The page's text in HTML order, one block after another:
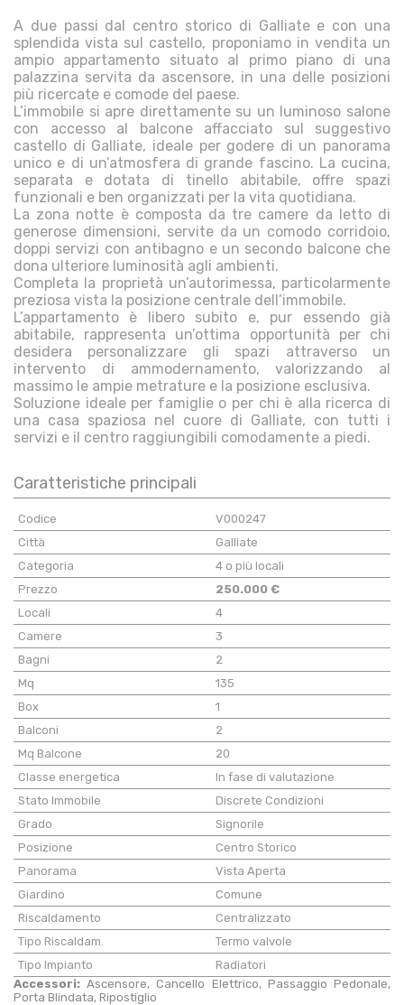
A due passi dal centro storico di Galliate e con una
splendida vista sul castello, proponiamo in vendita un
ampio appartamento situato al primo piano di una
palazzina servita da ascensore, in una delle posizioni
più ricercate e comode del paese.
L’immobile si apre direttamente su un luminoso salone
con accesso al balcone affacciato sul suggestivo
castello di Galliate, ideale per godere di un panorama
unico e di un’atmosfera di grande fascino. La cucina,
separata e dotata di tinello abitabile, offre spazi
funzionali e ben organizzati per la vita quotidiana.
La zona notte è composta da tre camere da letto di
generose dimensioni, servite da un comodo corridoio,
doppi servizi con antibagno e un secondo balcone che
dona ulteriore luminosità agli ambienti.
Completa la proprietà un’autorimessa, particolarmente
preziosa vista la posizione centrale dell’immobile.
L’appartamento è libero subito e, pur essendo già
abitabile, rappresenta un’ottima opportunità per chi
desidera personalizzare gli spazi attraverso un
intervento di ammodernamento, valorizzando al
massimo le ampie metrature e la posizione esclusiva.
Soluzione ideale per famiglie o per chi è alla ricerca di
una casa spaziosa nel cuore di Galliate, con tutti i
servizi e il centro raggiungibili comodamente a piedi.
Caratteristiche principali
Codice
V000247
Città
Galliate
Categoria
4 o più locali
Prezzo
250.000 €
Locali
4
Camere
3
Bagni
2
Mq
135
Box
1
Balconi
2
Mq Balcone
20
Classe energetica
In fase di valutazione
Stato Immobile
Discrete Condizioni
Grado
Signorile
Posizione
Centro Storico
Panorama
Vista Aperta
Giardino
Comune
Riscaldamento
Centralizzato
Tipo Riscaldam.
Termo valvole
Tipo Impianto
Radiatori
Accessori: Ascensore, Cancello Elettrico, Passaggio Pedonale,
Porta Blindata, Ripostiglio